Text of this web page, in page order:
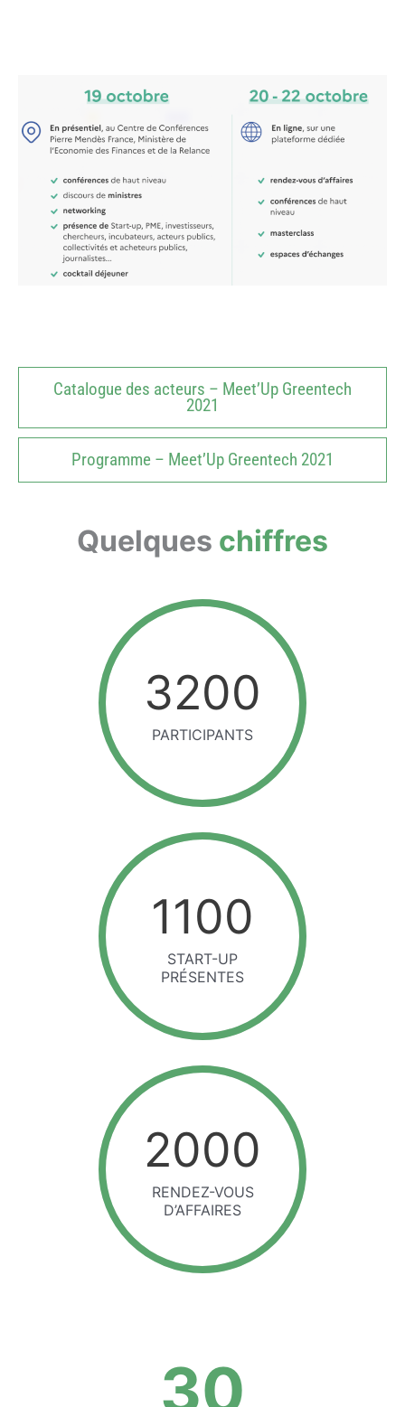
Catalogue des acteurs – Meet’Up Greentech
2021
Programme – Meet’Up Greentech 2021
Quelques chiffres
3200
PARTICIPANTS
1100
START-UP
PRÉSENTES
2000
RENDEZ-VOUS
D’AFFAIRES
30